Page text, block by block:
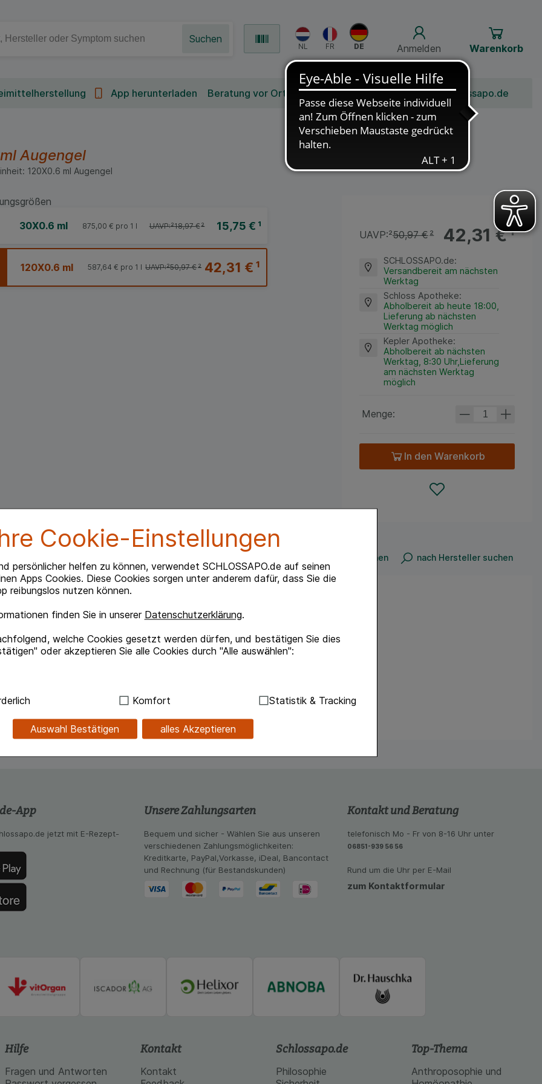
Cookie-Einstellungen
persönlicher helfen zu können, verwendet SCHLOSSAPO.de auf seinen
Apps Cookies. Diese Cookies sorgen unter anderem dafür, dass Sie die
reibungslos nutzen können.
finden Sie in unserer Datenschutzerklärung.
welche Cookies gesetzt werden dürfen, und bestätigen Sie dies
oder akzeptieren Sie alle Cookies durch "Alle auswählen":
Hierbei handelt es sich um Cookies, die für die Grundfunktionen unserer
für die Wiedererkennung des Besuchers oder unsere Seite an bevorzugte
Hierüber lassen sich Informationen über die Art und Weise der Nutzung
mit deren Hilfe wir unsere Website weiter für Sie optimieren können, den
aber auch die Werbung auf Drittseiten möglichst relevant für Sie zu
Sie, dass Daten hierfür teilweise an Dritte wie z.B. Google oder soziale
Komfort Statistik & Tracking
Auswahl Bestätigen alles Akzeptieren
Anmelden Warenkorb
Suchen
App herunterladen Beratung vor Ort Bonusprogramm Jobs Über Schlossapo.de
mlAugengel
120X0.6 ml Augengel
30X0.6 ml 15,75 € ¹
UAVP:²18,97 €²
875,00 € pro 1 l
120X0.6 ml 42,31 €¹
UAVP:²50,97 €²
587,64 € pro 1 l
42,31 €¹
UAVP:²50,97 €²
SCHLOSSAPO.de:
Versandbereit am nächsten
Werktag
Schloss Apotheke:
Abholbereit ab heute 18:00,
Lieferung ab nächsten
Werktag möglich
Kepler Apotheke:
Abholbereit ab nächsten
Werktag, 8:30 Uhr,Lieferung
am nächsten Werktag
möglich
Menge:
In den Warenkorb
nach Produkt suchen nach Hersteller suchen
Symptomatische Behandlung
Es ist dickflüssig und verweilt somit lange
der Augenoberfläche in der Nacht eingesetzt
App
jetzt mit E-Rezept-
Unsere Zahlungsarten
Bequem und sicher - Wählen Sie aus unseren
verschiedenen Zahlungsmöglichkeiten:
Kreditkarte, PayPal,Vorkasse, iDeal, Bancontact
und Rechnung (für Bestandskunden)
Kontakt und Beratung
telefonisch Mo - Fr von 8-16 Uhr unter
06851-939 56 56
Rund um die Uhr per E-Mail
zum Kontaktformular
Hilfe
Fragen und Antworten
Kontakt
Kontakt
Schlossapo.de
Philosophie
Top-Thema
Anthroposophie und